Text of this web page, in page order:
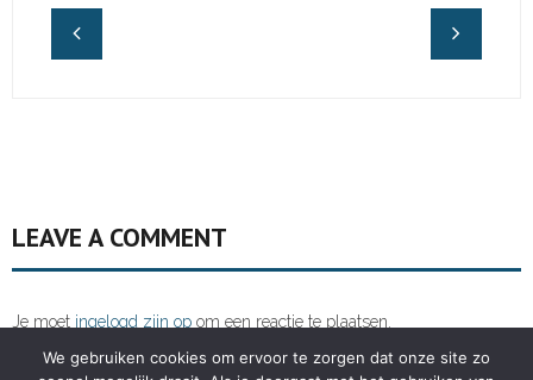
LEAVE A COMMENT
Je moet ingelogd zijn op om een reactie te plaatsen.
We gebruiken cookies om ervoor te zorgen dat onze site zo